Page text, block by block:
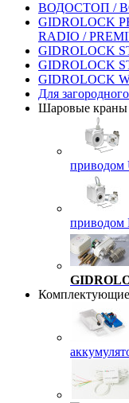
ВОДОСТОП /
GIDROLOCK
RADIO /
GIDROLOCK
GIDROLOCK
GIDROLOCK
Для
Шаровые краны
приводом
приводом